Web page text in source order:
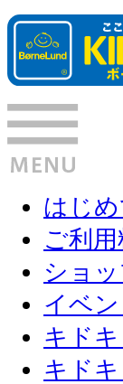
はじ
ご利
ショ
イベ
キド
キド